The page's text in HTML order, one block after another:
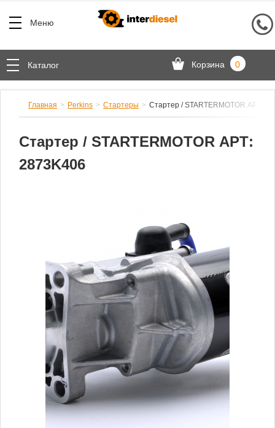
Меню
Каталог Корзина 0
Главная Perkins Стартеры Стартер / STARTERMOTOR АРТ:
Стартер / STARTERMOTOR АРТ:
2873K406